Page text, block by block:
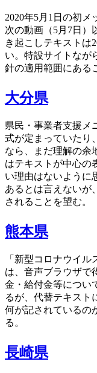
2020年5月1日の初メ
次の動画（5月7日）
き起こしテキストは
い。特設サイトなが
針の適用範囲にある
大分県
県民・事業者支援メ
式が定まっていたり
なら、まだ理解の余
はテキストが中心の
い理由はないように
あるとは言えないが
されることを望む。
熊本県
「新型コロナウイ
は、音声ブラウザで
金・給付金等につい
るが、代替テキスト
何が記されているの
る。
長崎県